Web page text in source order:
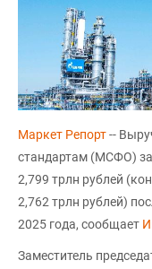
Маркет Репорт--
стандартам (МСФО) за
2,799 трлн рублей
2,762 трлн рублей)
2025 года, сообщает
Заместитель